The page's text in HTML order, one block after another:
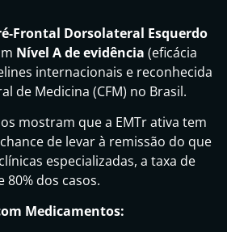
Frontal Dorsolateral Esquerdo
Nível A de evidência (eficácia
internacionais e reconhecida
de Medicina (CFM) no Brasil.
mostram que a EMTr ativa tem
de levar à remissão do que
especializadas, a taxa de
80% dos casos.
Medicamentos: